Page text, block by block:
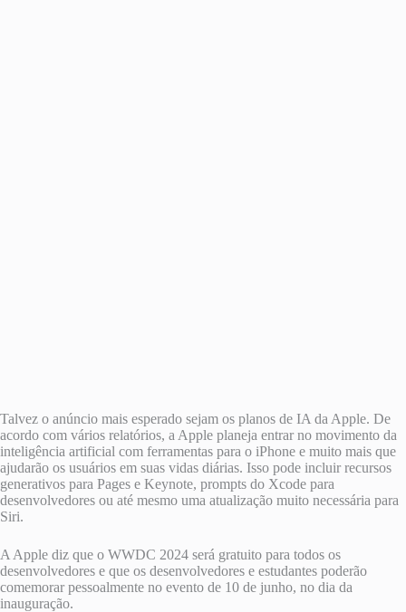
Talvez o anúncio mais esperado sejam os planos de IA da Apple. De
acordo com vários relatórios, a Apple planeja entrar no movimento da
inteligência artificial com ferramentas para o iPhone e muito mais que
ajudarão os usuários em suas vidas diárias. Isso pode incluir recursos
generativos para Pages e Keynote, prompts do Xcode para
desenvolvedores ou até mesmo uma atualização muito necessária para
Siri.
A Apple diz que o WWDC 2024 será gratuito para todos os
desenvolvedores e que os desenvolvedores e estudantes poderão
comemorar pessoalmente no evento de 10 de junho, no dia da
inauguração.